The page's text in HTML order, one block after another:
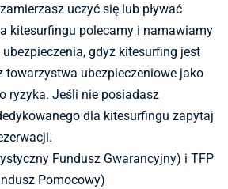
uczyć się lub pływać
kitesurfingu polecamy i namawiamy
gdyż kitesurfing jest
towarzystwa ubezpieczeniowe jako
ryzyka. Jeśli nie posiadasz
dla kitesurfingu zapytaj
Fundusz Gwarancyjny) i TFP
Pomocowy)